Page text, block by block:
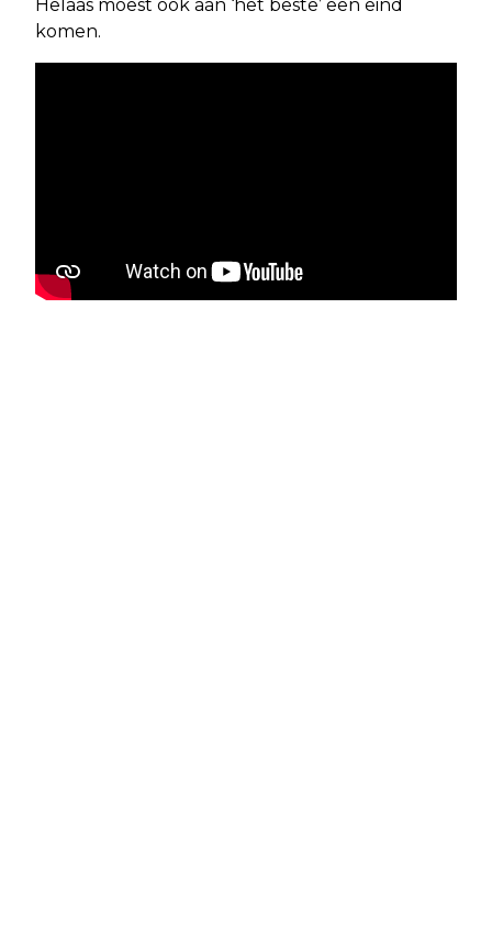
Helaas moest ook aan ‘het beste’ een eind
komen.